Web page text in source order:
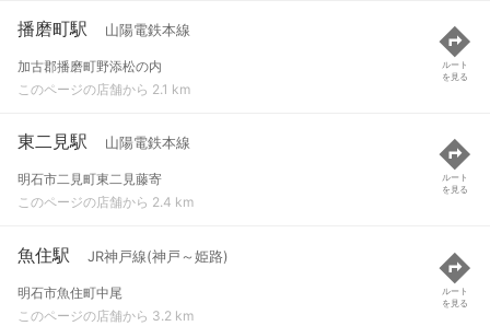
播磨町駅 山陽電鉄本線
加古郡播磨町野添松の内
このページの店舗から 2.1 km
ルート
を見る
東二見駅 山陽電鉄本線
明石市二見町東二見藤寄
このページの店舗から 2.4 km
ルート
を見る
魚住駅 JR神戸線(神戸～姫路)
明石市魚住町中尾
このページの店舗から 3.2 km
ルート
を見る